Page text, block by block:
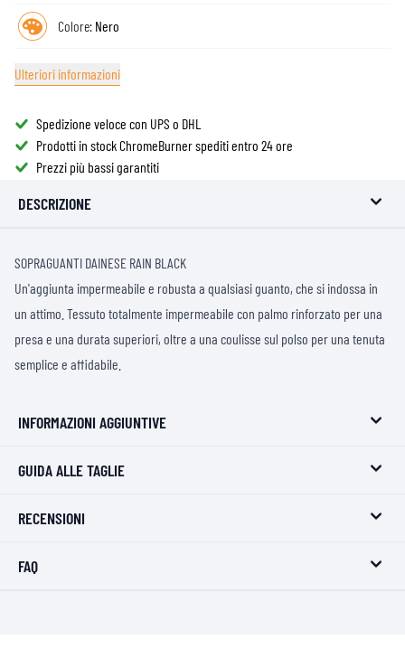
Colore: Nero
Ulteriori informazioni
Spedizione veloce con UPS o DHL
Prodotti in stock ChromeBurner spediti entro 24 ore
Prezzi più bassi garantiti
DESCRIZIONE
SOPRAGUANTI DAINESE RAIN BLACK
Un'aggiunta impermeabile e robusta a qualsiasi guanto, che si indossa in
un attimo. Tessuto totalmente impermeabile con palmo rinforzato per una
presa e una durata superiori, oltre a una coulisse sul polso per una tenuta
semplice e affidabile.
INFORMAZIONI AGGIUNTIVE
GUIDA ALLE TAGLIE
RECENSIONI
FAQ